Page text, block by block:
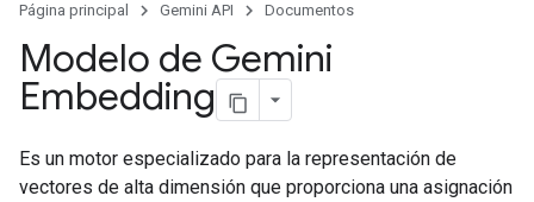
Página principal Gemini API Documentos
Modelo de Gemini
Embedding
Es un motor especializado para la representación de
vectores de alta dimensión que proporciona una asignación